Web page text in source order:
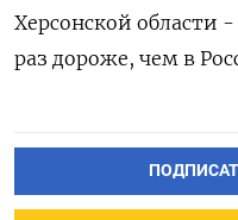
Херсонской области
раз дороже, чем в